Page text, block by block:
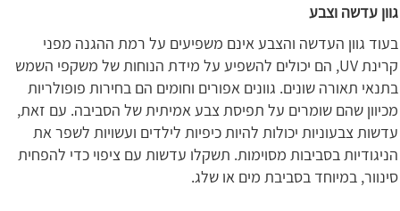
גוון עדשה וצבע
בעוד גוון העדשה והצבע אינם משפיעים על רמת ההגנה מפני
קרינת UV, הם יכולים להשפיע על מידת הנוחות של משקפי השמש
בתנאי תאורה שונים. גוונים אפורים וחומים הם בחירות פופולריות
מכיוון שהם שומרים על תפיסת צבע אמיתית של הסביבה. עם זאת,
עדשות צבעוניות יכולות להיות כיפיות לילדים ועשויות לשפר את
הניגודיות בסביבות מסוימות. תשקלו עדשות עם ציפוי כדי להפחית
סינוור, במיוחד בסביבת מים או שלג.